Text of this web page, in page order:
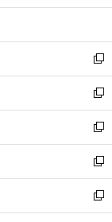
開
ン
ウ
で
開
く
ウ
ン
ド
ウ
で
開
く
新
し
い
ウ
ィ
ン
ド
ウ
で
開
新
し
い
ウ
ィ
ン
ド
ウ
新
し
い
ウ
ィ
ン
新
し
い
ウ
新
し